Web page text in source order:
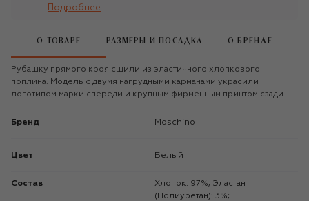
Подробнее
О ТОВАРЕ РАЗМЕРЫ И ПОСАДКА О БРЕНДЕ
Рубашку прямого кроя сшили из эластичного хлопкового
поплина. Модель с двумя нагрудными карманами украсили
логотипом марки спереди и крупным фирменным принтом сзади.
Бренд Moschino
Цвет Белый
Состав
Хлопок: 97%; Эластан
(Полиуретан): 3%;